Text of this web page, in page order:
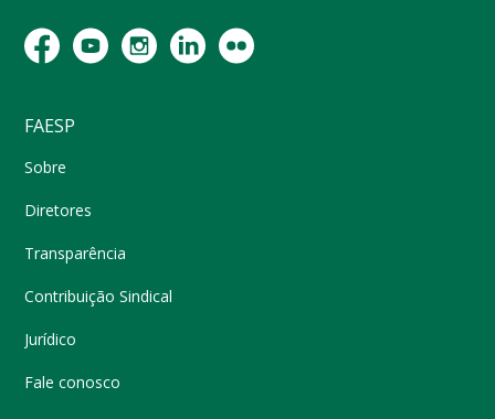
FAESP
Sobre
Diretores
Transparência
Contribuição Sindical
Jurídico
Fale conosco